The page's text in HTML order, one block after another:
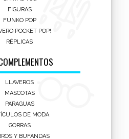
FIGURAS
FUNKO POP
POCKET POP!
RÉPLICAS
LLAVEROS
MASCOTAS
PARAGUAS
DE MODA
GORRAS
Y BUFANDAS
Mickey
bloqueo de
con ilustraciones
clásico.
Fabricada en plástico
con boquilla de
de bloqueo.